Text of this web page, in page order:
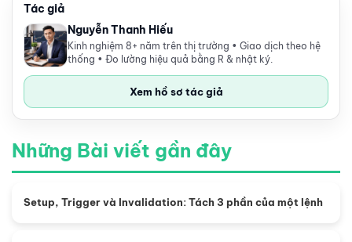
Tác giả
Nguyễn Thanh Hiếu
Kinh nghiệm 8+ năm trên thị trường • Giao dịch theo hệ
thống • Đo lường hiệu quả bằng R & nhật ký.
Xem hồ sơ tác giả
Những Bài viết gần đây
Setup, Trigger và Invalidation: Tách 3 phần của một lệnh